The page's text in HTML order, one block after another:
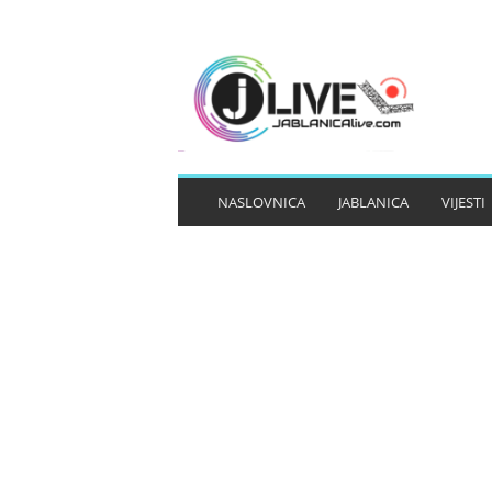
NASLOVNICA JABLANICA VIJESTI